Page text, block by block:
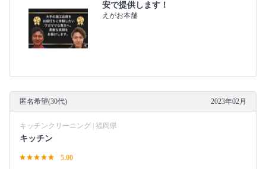
安で提供します！
えがお本舗
匿名希望(30代) 2023年02月
キッチンクリーニング | 福岡県
キッチン
5.00